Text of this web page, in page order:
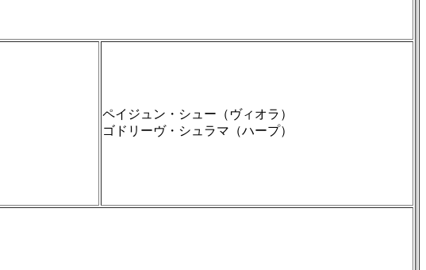
ペイジュン・シュー（ヴィオラ）
ゴドリーヴ・シュラマ（ハープ）